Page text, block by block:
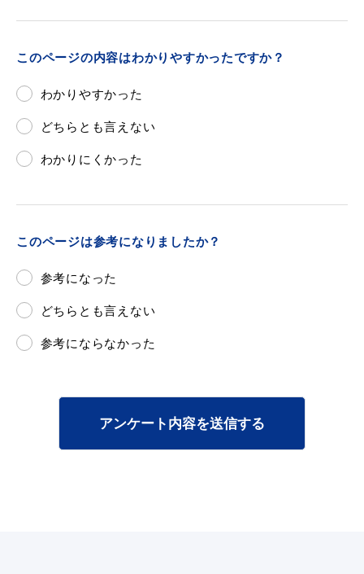
このページの内容はわかりやすかったですか？
わかりやすかった
どちらとも言えない
わかりにくかった
このページは参考になりましたか？
参考になった
どちらとも言えない
参考にならなかった
アンケート内容を送信する